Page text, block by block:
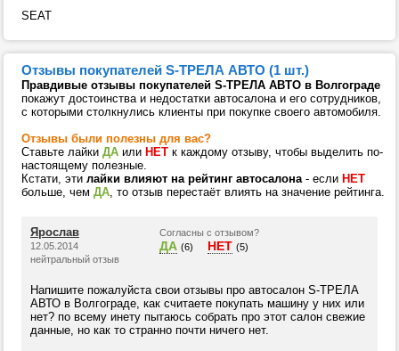
SEAT
Отзывы покупателей S-ТРЕЛА АВТО (1 шт.)
Правдивые отзывы покупателей S-ТРЕЛА АВТО в Волгограде
покажут достоинства и недостатки автосалона и его сотрудников,
с которыми столкнулись клиенты при покупке своего автомобиля.
Отзывы были полезны для вас?
Ставьте лайки ДА или НЕТ к каждому отзыву, чтобы выделить по-
настоящему полезные.
Кстати, эти лайки влияют на рейтинг автосалона- если НЕТ
больше, чем ДА, то отзыв перестаёт влиять на значение рейтинга.
Ярослав
12.05.2014
нейтральный отзыв
Согласны с отзывом?
ДА (6) НЕТ (5)
Напишите пожалуйста свои отзывы про автосалон S-ТРЕЛА
АВТО в Волгограде, как считаете покупать машину у них или
нет? по всему инету пытаюсь собрать про этот салон свежие
данные, но как то странно почти ничего нет.